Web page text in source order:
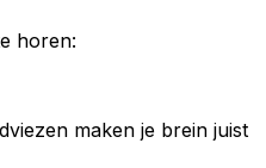
horen:
maken je brein juist